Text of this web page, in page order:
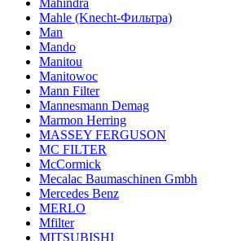
Mahindra
Mahle (Knecht-Фильтра)
Man
Mando
Manitou
Manitowoc
Mann Filter
Mannesmann Demag
Marmon Herring
MASSEY FERGUSON
MC FILTER
McCormick
Mecalac Baumaschinen Gmbh
Mercedes Benz
MERLO
Mfilter
MITSUBISHI